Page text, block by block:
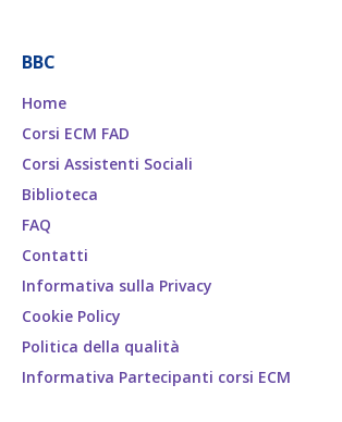
BBC
Home
Corsi ECM FAD
Corsi Assistenti Sociali
Biblioteca
FAQ
Contatti
Informativa sulla Privacy
Cookie Policy
Politica della qualità
Informativa Partecipanti corsi ECM